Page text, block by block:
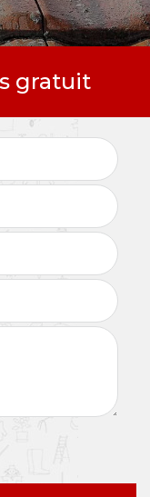
gratuit